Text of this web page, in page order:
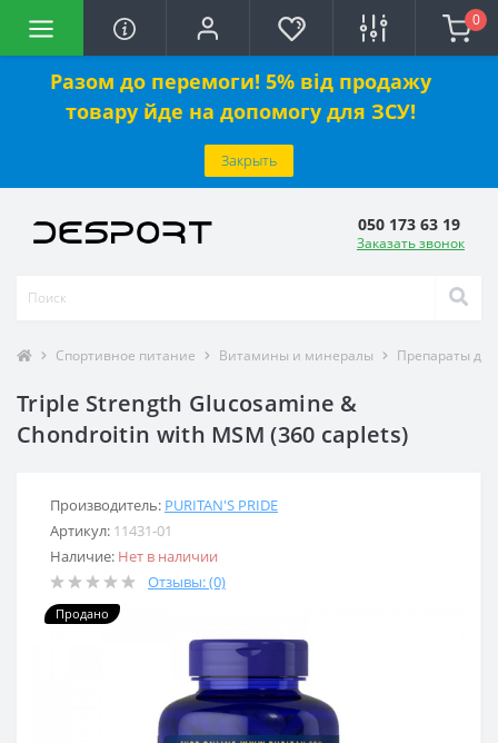
Разом до перемоги! 5% від продажу
товару йде на допомогу для ЗСУ!
Закрыть
0
050 173 63 19
Заказать звонок
Спортивное питание Витамины и минералы Препараты для
Triple Strength Glucosamine &
Chondroitin with MSM (360 caplets)
Производитель: PURITAN'S PRIDE
Артикул: 11431-01
Наличие: Нет в наличии
Отзывы: (0)
Продано